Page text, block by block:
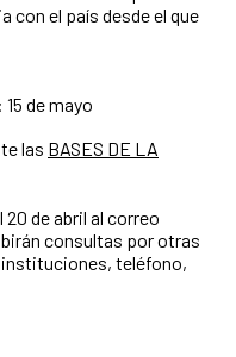
con el país desde el que
de mayo
las BASES DE LA
de abril al correo
consultas por otras
instituciones, teléfono,